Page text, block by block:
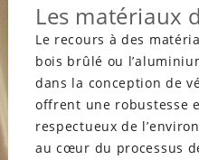
Les matériaux
Le recours à des
bois brûlé ou
dans la conception de
offrent une robustesse
respectueux de
au cœur du processus